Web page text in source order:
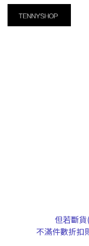
但若斷貨
不滿件數折扣